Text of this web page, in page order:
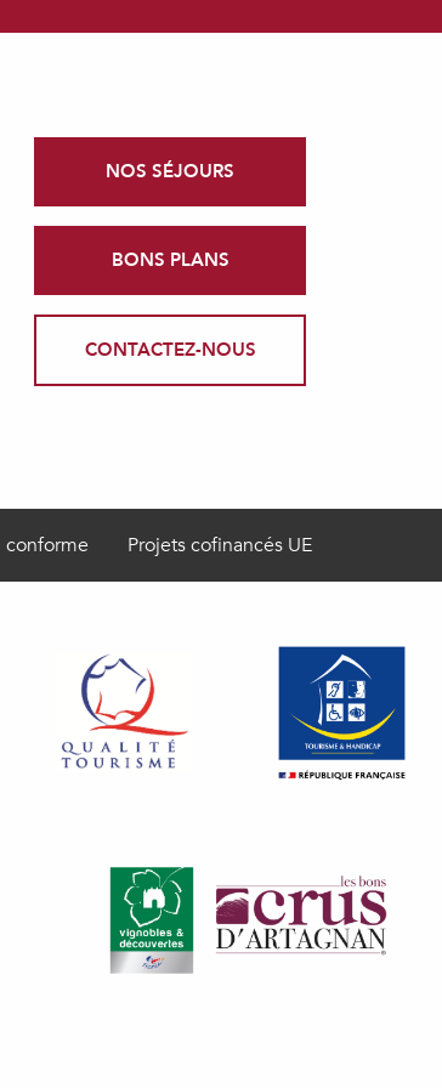
NOS SÉJOURS
BONS PLANS
CONTACTEZ-NOUS
conforme Projets cofinancés UE